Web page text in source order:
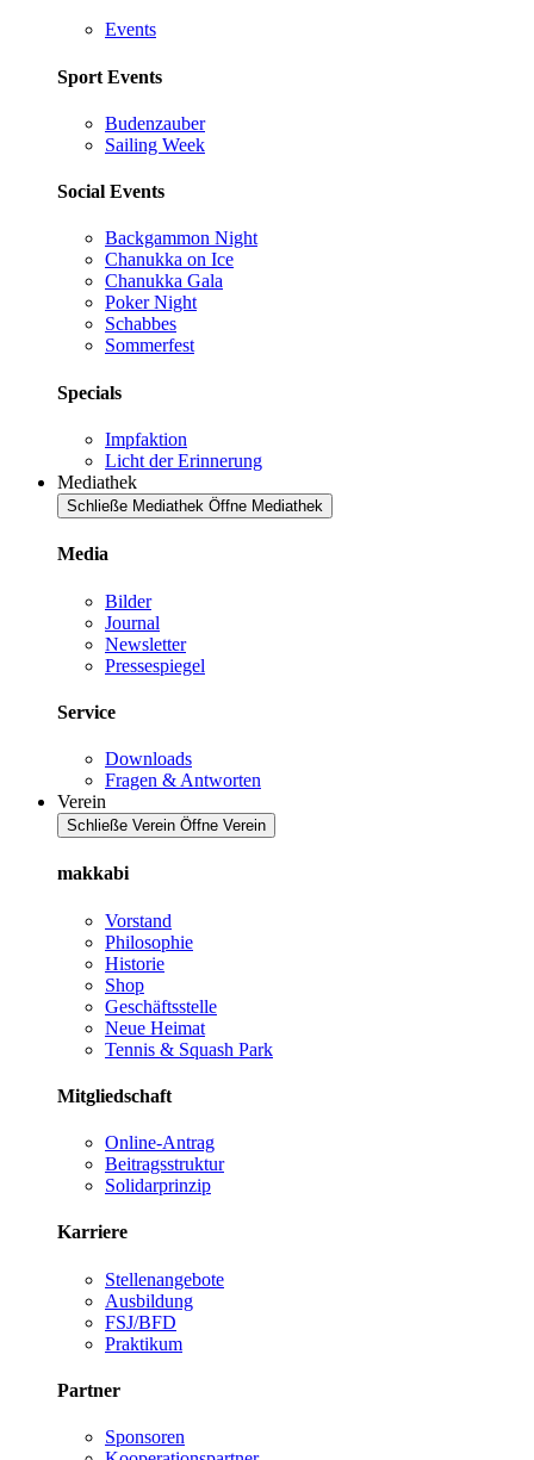
Events
Sport Events
Budenzauber
Sailing Week
Social Events
Backgammon Night
Chanukka on Ice
Chanukka Gala
Poker Night
Schabbes
Sommerfest
Specials
Impfaktion
Licht der Erinnerung
Mediathek
Schließe Mediathek Öffne Mediathek
Media
Bilder
Journal
Newsletter
Pressespiegel
Service
Downloads
Fragen & Antworten
Verein
Schließe Verein Öffne Verein
makkabi
Vorstand
Philosophie
Historie
Shop
Geschäftsstelle
Neue Heimat
Tennis & Squash Park
Mitgliedschaft
Online-Antrag
Beitragsstruktur
Solidarprinzip
Karriere
Stellenangebote
Ausbildung
FSJ/BFD
Praktikum
Partner
Sponsoren